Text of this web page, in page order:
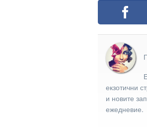
екзотични
и новите
ежедневие.